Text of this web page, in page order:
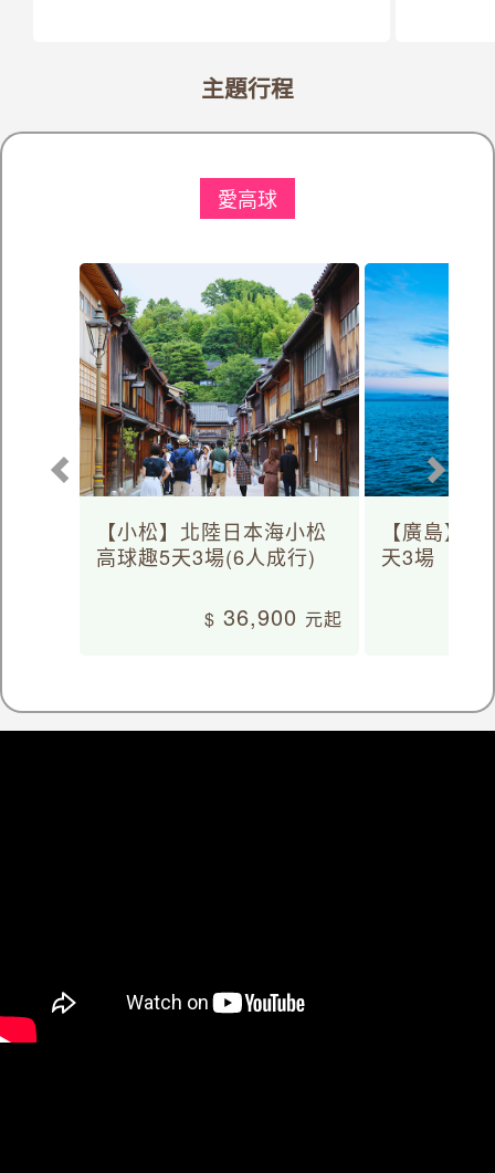
愛高球
主題行程
【小松】北陸日本海小松
高球趣5天3場(6人成行)
36,900
【廣島】
天3場